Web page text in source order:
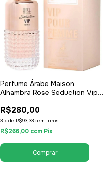
Perfume Árabe Maison
Alhambra Rose Seduction Vip
de Parfum - Feminino
R$280,00
3 xde R$93,33 sem juros
R$266,00 com Pix